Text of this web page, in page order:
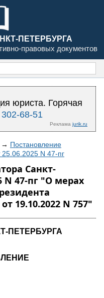
ПЕТЕРБУРГА
правовых документов
юриста. Горячая
68-51
Реклама jurik.ru
→ Постановление
25.06.2025 N 47-пг
Санкт-
N 47-пг "О мерах
19.10.2022 N 757"
ПЕТЕРБУРГА